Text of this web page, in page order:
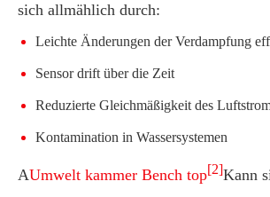
sich allmählich durch:
Leichte Änderungen der Verdampfung
Sensor drift über die Zeit
Reduzierte Gleichmäßigkeit des
Kontamination in Wassersystemen
AUmwelt kammer Bench top[2]Kann